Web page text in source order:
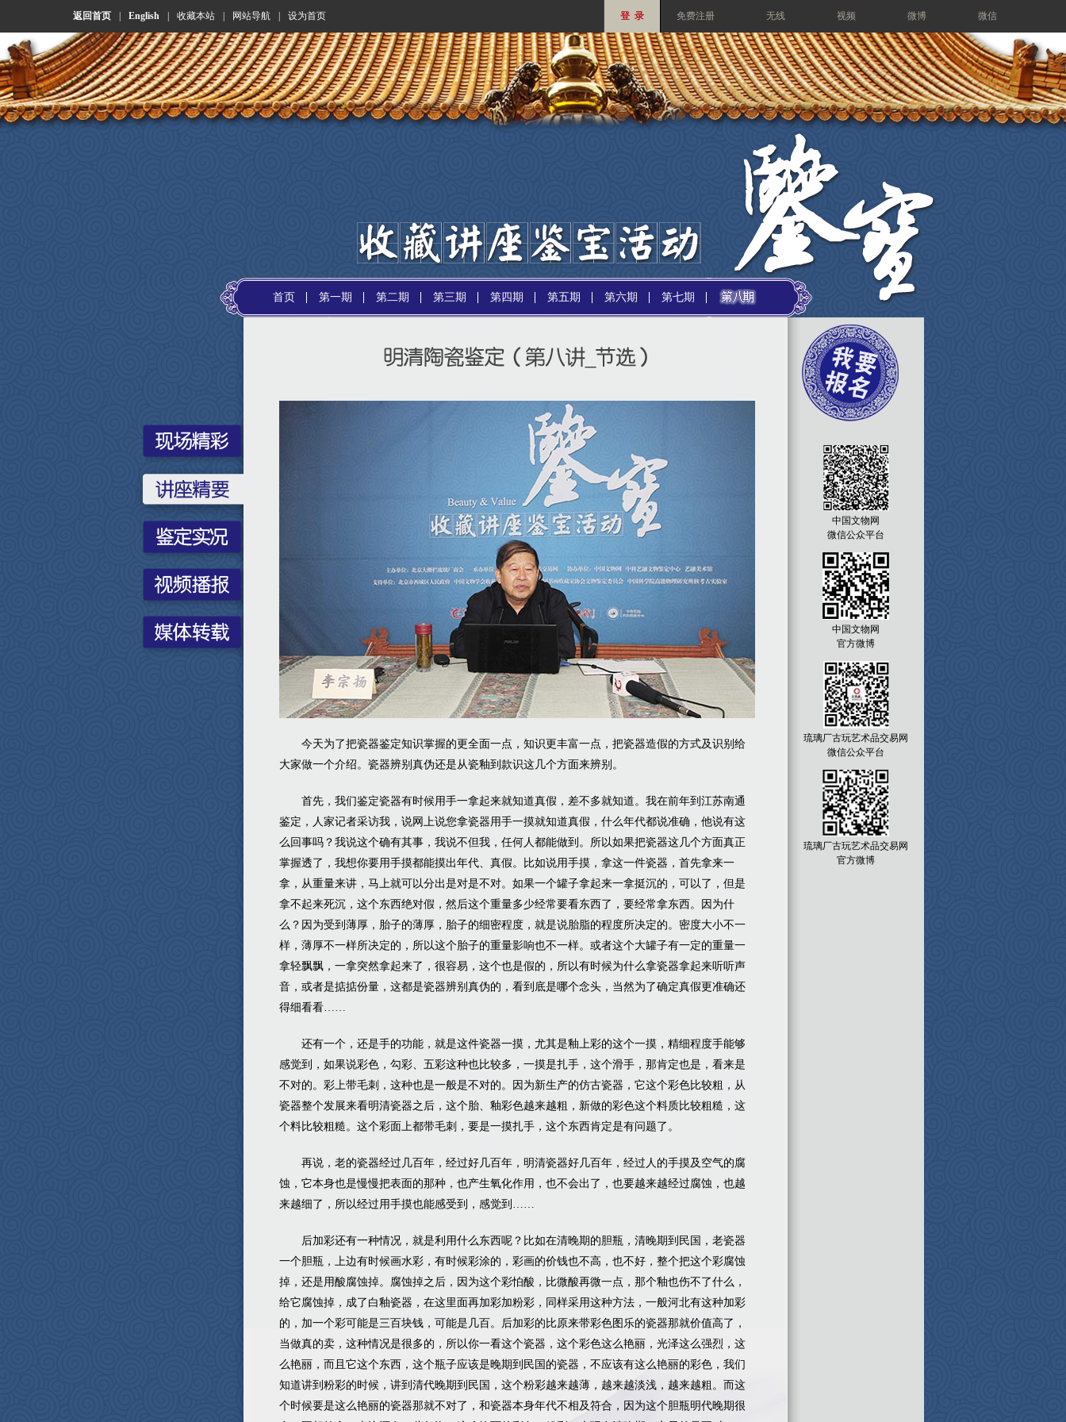
返回首页 English 收藏本站 网站导航 设为首页 登 录 免费注册 无线 视频 微博 微信
首页 第一期 第二期 第三期 第四期 第五期 第六期 第七期
今天为了把瓷器鉴定知识掌握的更全面一点，知识更丰富一点，把瓷器造假的方式及识别给
大家做一个介绍。瓷器辨别真伪还是从瓷釉到款识这几个方面来辨别。
首先，我们鉴定瓷器有时候用手一拿起来就知道真假，差不多就知道。我在前年到江苏南通
鉴定，人家记者采访我，说网上说您拿瓷器用手一摸就知道真假，什么年代都说准确，他说有这
么回事吗？我说这个确有其事，我说不但我，任何人都能做到。所以如果把瓷器这几个方面真正
掌握透了，我想你要用手摸都能摸出年代、真假。比如说用手摸，拿这一件瓷器，首先拿来一
拿，从重量来讲，马上就可以分出是对是不对。如果一个罐子拿起来一拿挺沉的，可以了，但是
拿不起来死沉，这个东西绝对假，然后这个重量多少经常要看东西了，要经常拿东西。因为什
么？因为受到薄厚，胎子的薄厚，胎子的细密程度，就是说胎脂的程度所决定的。密度大小不一
样，薄厚不一样所决定的，所以这个胎子的重量影响也不一样。或者这个大罐子有一定的重量一
拿轻飘飘，一拿突然拿起来了，很容易，这个也是假的，所以有时候为什么拿瓷器拿起来听听声
音，或者是掂掂份量，这都是瓷器辨别真伪的，看到底是哪个念头，当然为了确定真假更准确还
得细看看……
还有一个，还是手的功能，就是这件瓷器一摸，尤其是釉上彩的这个一摸，精细程度手能够
感觉到，如果说彩色，勾彩、五彩这种也比较多，一摸是扎手，这个滑手，那肯定也是，看来是
不对的。彩上带毛刺，这种也是一般是不对的。因为新生产的仿古瓷器，它这个彩色比较粗，从
瓷器整个发展来看明清瓷器之后，这个胎、釉彩色越来越粗，新做的彩色这个料质比较粗糙，这
个料比较粗糙。这个彩面上都带毛刺，要是一摸扎手，这个东西肯定是有问题了。
再说，老的瓷器经过几百年，经过好几百年，明清瓷器好几百年，经过人的手摸及空气的腐
蚀，它本身也是慢慢把表面的那种，也产生氧化作用，也不会出了，也要越来越经过腐蚀，也越
来越细了，所以经过用手摸也能感受到，感觉到……
后加彩还有一种情况，就是利用什么东西呢？比如在清晚期的胆瓶，清晚期到民国，老瓷器
一个胆瓶，上边有时候画水彩，有时候彩涂的，彩画的价钱也不高，也不好，整个把这个彩腐蚀
掉，还是用酸腐蚀掉。腐蚀掉之后，因为这个彩怕酸，比微酸再微一点，那个釉也伤不了什么，
给它腐蚀掉，成了白釉瓷器，在这里面再加彩加粉彩，同样采用这种方法，一般河北有这种加彩
的，加一个彩可能是三百块钱，可能是几百。后加彩的比原来带彩色图乐的瓷器那就价值高了，
当做真的卖，这种情况是很多的，所以你一看这个瓷器，这个彩色这么艳丽，光泽这么强烈，这
么艳丽，而且它这个东西，这个瓶子应该是晚期到民国的瓷器，不应该有这么艳丽的彩色，我们
知道讲到粉彩的时候，讲到清代晚期到民国，这个粉彩越来越薄，越来越淡浅，越来越粗。而这
个时候要是这么艳丽的瓷器那就不对了，和瓷器本身年代不相及符合，因为这个胆瓶明代晚期很
中国文物网
微信公众平台
中国文物网
官方微博
琉璃厂古玩艺术品交易网
微信公众平台
琉璃厂古玩艺术品交易网
官方微博